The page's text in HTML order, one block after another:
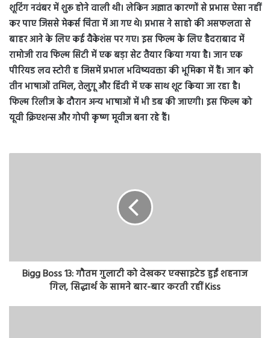
शूटिंग नवंबर में शुरू होने वाली थी। लेकिन अज्ञात कारणों से प्रभास ऐसा नहीं
कर पाए जिससे मेकर्स चिंता में आ गए थे। प्रभास ने साहो की असफलता से
बाहर आने के लिए कई वैकेशंस पर गए। इस फिल्म के लिए हैदराबाद में
रामोजी राव फिल्म सिटी में एक बड़ा सेट तैयार किया गया है। जान एक
पीरियड लव स्टोरी ह जिसमें प्रभाल भविष्यवक्ता की भूमिका में हैं। जान को
तीन भाषाओं तमिल, तेलुगू और हिंदी में एक साथ शूट किया जा रहा है।
फिल्म रिलीज के दौरान अन्य भाषाओं में भी डब की जाएगी। इस फिल्म को
यूवी क्रिएशन्स और गोपी कृष्ण मूवीज बना रहे हैं।
Bigg Boss 13: गौतम गुलाटी को देखकर एक्साइटेड हुईं शहनाज
गिल, सिद्धार्थ के सामने बार-बार करती रहीं Kiss